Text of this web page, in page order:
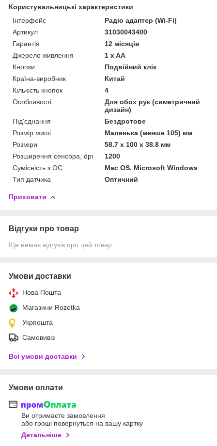
Користувальницькі характеристики
Інтерфейс
Радіо адаптер (Wi-Fi)
Артикул
31030043400
Гарантія
12 місяців
Джерело живлення
1 x AA
Кнопки
Подвійний клік
Країна-виробник
Китай
Кількість кнопок
4
Особливості
Для обох рук (симетричний
дизайн)
Під'єднання
Бездротове
Розмір миші
Маленька (менше 105) мм
Розміри
58.7 x 100 x 38.8 мм
Розширення сенсора, dpi
1200
Сумісність з ОС
Mac OS. Microsoft Windows
Тип датчика
Оптичний
Приховати
Відгуки про товар
Ще немає відгуків про цей товар
Умови доставки
Нова Пошта
Магазини Rozetka
Укрпошта
Самовивіз
Всі умови доставки
Умови оплати
Ви отримаєте замовлення
або гроші повернуться на вашу картку
Детальніше